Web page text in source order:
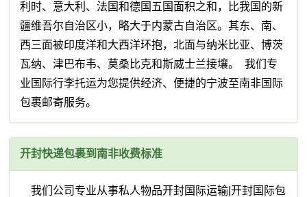
利时、意大利、法国和德国五国面积之和，比我国的新
疆维吾尔自治区小，略大于内蒙古自治区。其东、南、
西三面被印度洋和大西洋环抱，北面与纳米比亚、博茨
瓦纳、津巴布韦、莫桑比克和斯威士兰接壤。 我们专
业国际行李托运为您提供经济、便捷的宁波至南非国际
包裹邮寄服务。
开封快递包裹到南非收费标准
我们公司专业从事私人物品开封国际运输|开封国际包